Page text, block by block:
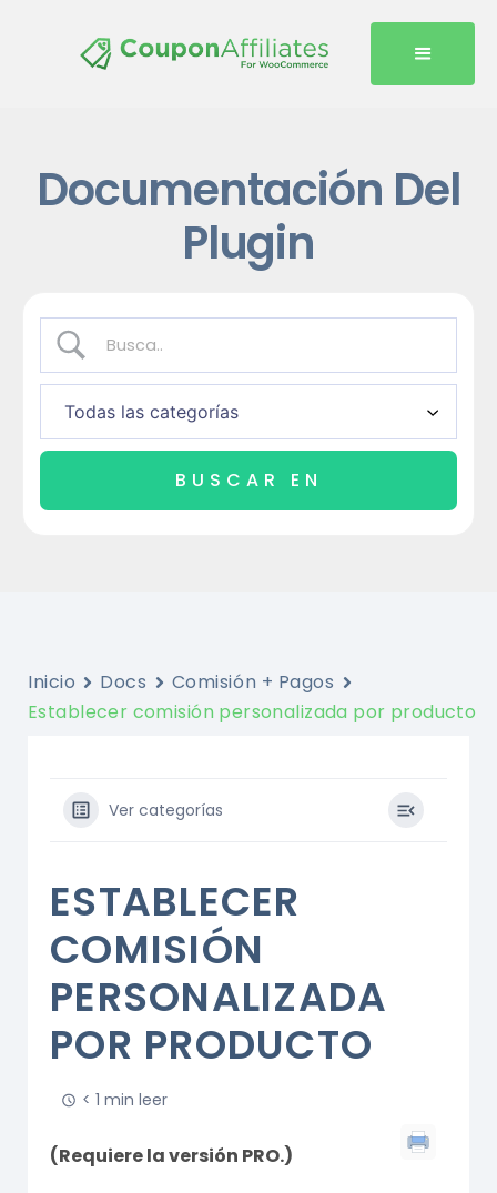
Documentación Del
Plugin
Inicio Docs
Comisión + Pagos
Establecer comisión personalizada por producto
Ver categorías
ESTABLECER
COMISIÓN
PERSONALIZADA
POR PRODUCTO
< 1 min leer
(Requiere la versión PRO.)